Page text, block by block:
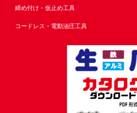
締め付け・仮止め工具
コードレス・電動油圧工具